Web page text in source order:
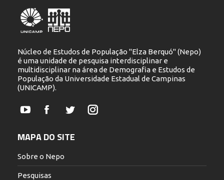
Núcleo de Estudos de População "Elza Berquó" (Nepo)
é uma unidade de pesquisa interdisciplinar e
multidisciplinar na área de Demografia e Estudos de
População da Universidade Estadual de Campinas
(UNICAMP).
YouTubeFacebookTwitterInstagram
MAPA DO SITE
Sobre o Nepo
Pesquisas